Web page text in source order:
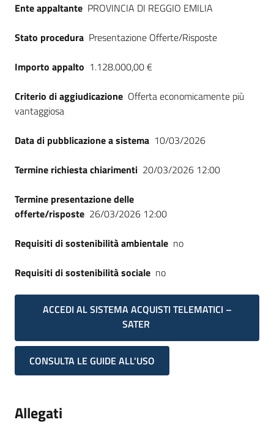
Ente appaltante PROVINCIA DI REGGIO EMILIA
Stato procedura Presentazione Offerte/Risposte
Importo appalto 1.128.000,00 €
Criterio di aggiudicazione Offerta economicamente più
vantaggiosa
Data di pubblicazione a sistema 10/03/2026
Termine richiesta chiarimenti 20/03/2026 12:00
Termine presentazione delle
offerte/risposte 26/03/2026 12:00
Requisiti di sostenibilità ambientale no
Requisiti di sostenibilità sociale no
ACCEDI AL SISTEMA ACQUISTI TELEMATICI –
SATER
CONSULTA LE GUIDE ALL'USO
Allegati